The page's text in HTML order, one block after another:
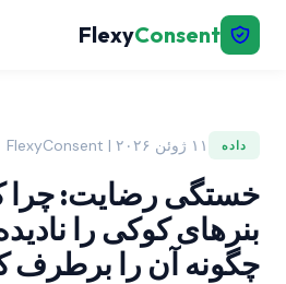
FlexyConsent
داده ۱۱ ژوئن ۲۰۲۶ | FlexyConsent
خستگی رضایت: چرا
بنرهای کوکی را
چگونه آن را برطرف